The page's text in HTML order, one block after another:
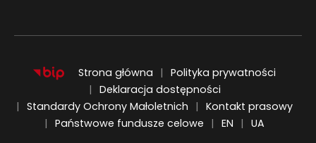
Strona główna
Polityka prywatności
Deklaracja dostępności
Standardy Ochrony Małoletnich
Kontakt prasowy
Państwowe fundusze celowe
EN
ENGLISH
UA
UKRAIŃSKI